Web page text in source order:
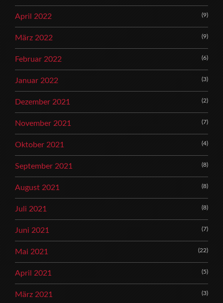
April 2022 (9)
März 2022 (9)
Februar 2022 (6)
Januar 2022 (3)
Dezember 2021 (2)
November 2021 (7)
Oktober 2021 (4)
September 2021 (8)
August 2021 (8)
Juli 2021 (8)
Juni 2021 (7)
Mai 2021 (22)
April 2021 (5)
März 2021 (3)